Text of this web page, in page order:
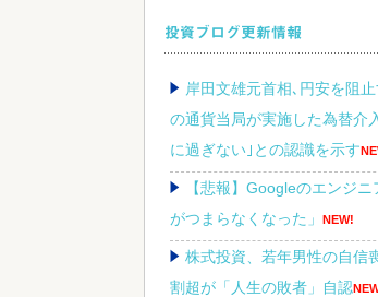
投資ブログ更新情報
岸田文雄元首相､円安を阻
の通貨当局が実施した為替介
に過ぎない｣との認識を示す
【悲報】Googleのエンジ
がつまらなくなった」
NEW!
株式投資、若年男性の自
割超が「人生の敗者」自認